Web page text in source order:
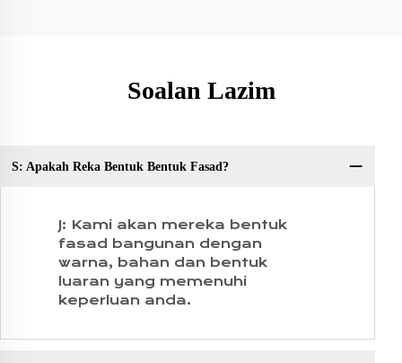
Soalan Lazim
S: Apakah Reka Bentuk Bentuk Fasad?
J: Kami akan mereka bentuk
fasad bangunan dengan
warna, bahan dan bentuk
luaran yang memenuhi
keperluan anda.